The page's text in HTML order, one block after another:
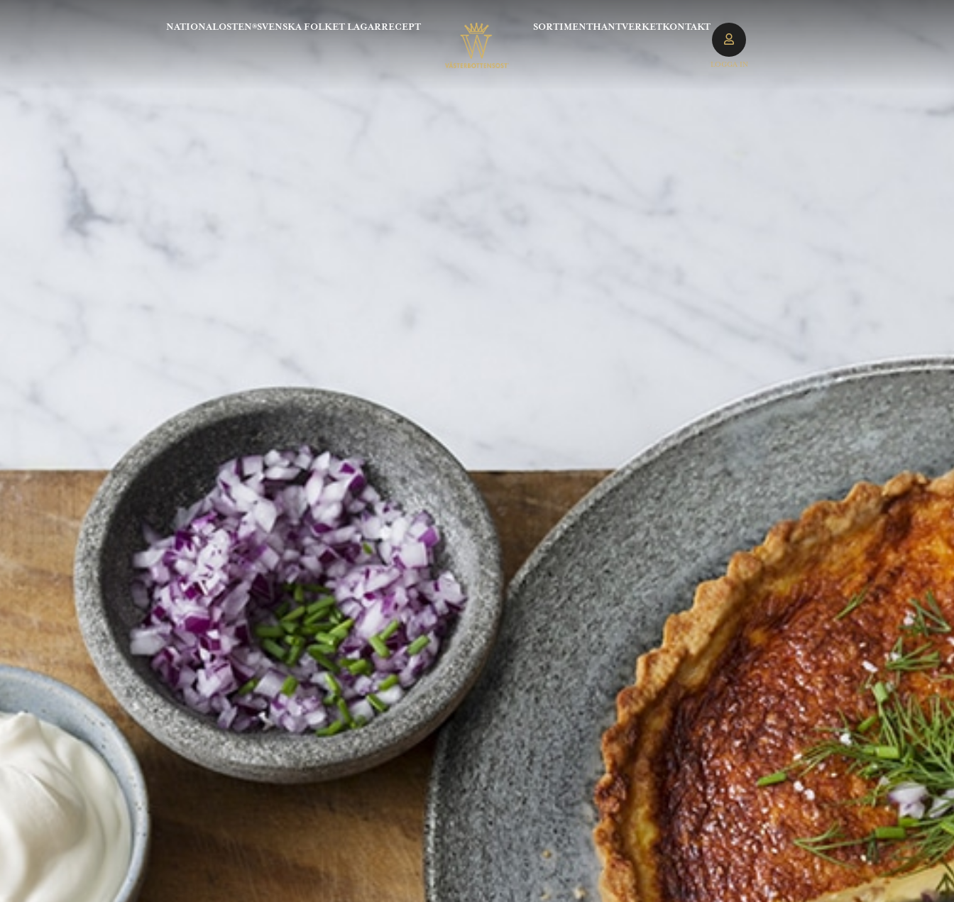
RECEPT
SVENSKA FOLKET LAGAR
NATIONALOSTEN® SORTIMENTHANTVERKETKONTAKT
LOGGA IN